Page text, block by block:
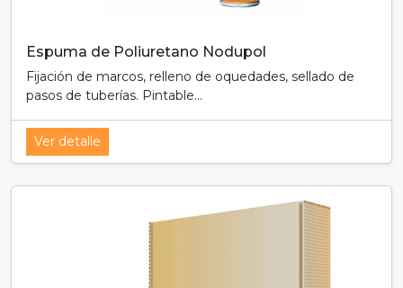
Espuma de Poliuretano Nodupol
Fijación de marcos, relleno de oquedades, sellado de
pasos de tuberías. Pintable...
Ver detalle